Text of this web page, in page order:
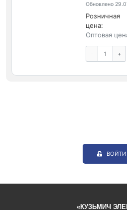
Обновлено
Розничная
цена:
Оптовая
- +
ВОЙТИ
«КУЗЬМИЧ